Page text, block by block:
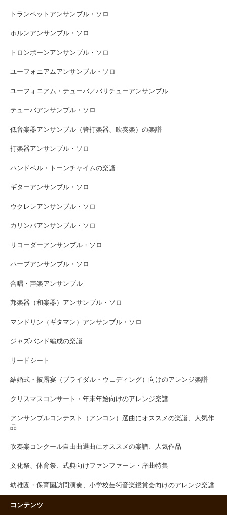
トランペットアンサンブル・ソロ
ホルンアンサンブル・ソロ
トロンボーンアンサンブル・ソロ
ユーフォニアムアンサンブル・ソロ
ユーフォニアム・テューバ／バリチューアンサンブル
テューバアンサンブル・ソロ
低音楽器アンサンブル（管打楽器、吹奏楽）の楽譜
打楽器アンサンブル・ソロ
ハンドベル・トーンチャイムの楽譜
ギターアンサンブル・ソロ
ウクレレアンサンブル・ソロ
カリンバアンサンブル・ソロ
リコーダーアンサンブル・ソロ
ハープアンサンブル・ソロ
合唱・声楽アンサンブル
邦楽器（和楽器）アンサンブル・ソロ
マンドリン（ギタマン）アンサンブル・ソロ
ジャズバンド編成の楽譜
リードシート
結婚式・披露宴（ブライダル・ウェディング）向けのアレンジ楽譜
クリスマスコンサート・年末年始向けのアレンジ楽譜
アンサンブルコンテスト（アンコン）選曲にオススメの楽譜、人気作
品
吹奏楽コンクール自由曲選曲にオススメの楽譜、人気作品
文化祭、体育祭、式典向けファンファーレ・序曲特集
幼稚園・保育園訪問演奏、小学校芸術音楽鑑賞会向けのアレンジ楽譜
コンテンツ